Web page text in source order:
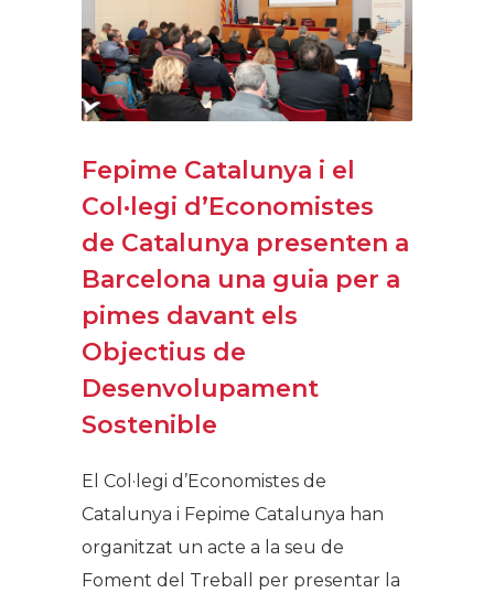
Fepime Catalunya i el
Col·legi d’Economistes
de Catalunya presenten a
Barcelona una guia per a
pimes davant els
Objectius de
Desenvolupament
Sostenible
El Col·legi d’Economistes de
Catalunya i Fepime Catalunya han
organitzat un acte a la seu de
Foment del Treball per presentar la